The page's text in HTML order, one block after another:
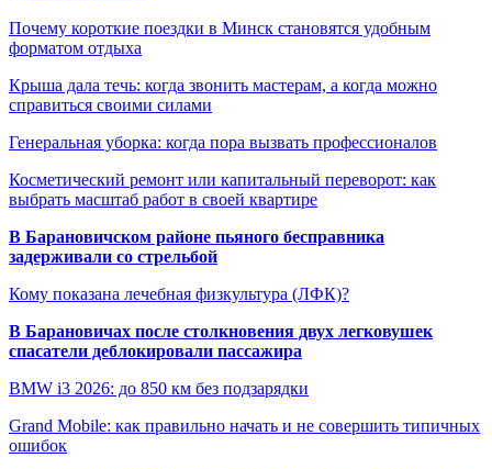
Почему короткие поездки в Минск становятся удобным
форматом отдыха
Крыша дала течь: когда звонить мастерам, а когда можно
справиться своими силами
Генеральная уборка: когда пора вызвать профессионалов
Косметический ремонт или капитальный переворот: как
выбрать масштаб работ в своей квартире
В Барановичском районе пьяного бесправника
задерживали со стрельбой
Кому показана лечебная физкультура (ЛФК)?
В Барановичах после столкновения двух легковушек
спасатели деблокировали пассажира
BMW i3 2026: до 850 км без подзарядки
Grand Mobile: как правильно начать и не совершить типичных
ошибок